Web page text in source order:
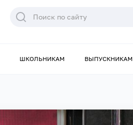
ШКОЛЬНИКАМ ВЫПУСКНИКАМ